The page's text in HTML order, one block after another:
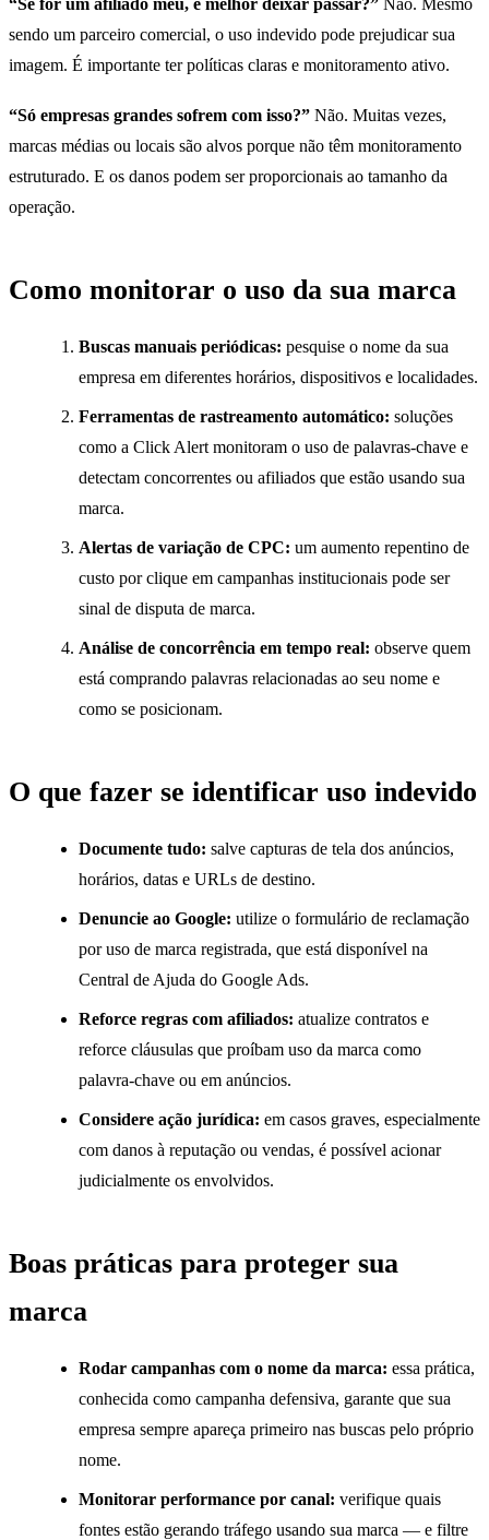
sendo um parceiro comercial, o uso indevido pode prejudicar sua
imagem. É importante ter políticas claras e monitoramento ativo.
“Só empresas grandes sofrem com isso?” Não. Muitas vezes,
marcas médias ou locais são alvos porque não têm monitoramento
estruturado. E os danos podem ser proporcionais ao tamanho da
operação.
Como monitorar o uso da sua marca
Buscas manuais periódicas: pesquise o nome da sua
empresa em diferentes horários, dispositivos e localidades.
Ferramentas de rastreamento automático: soluções
como a Click Alert monitoram o uso de palavras-chave e
detectam concorrentes ou afiliados que estão usando sua
marca.
Alertas de variação de CPC: um aumento repentino de
custo por clique em campanhas institucionais pode ser
sinal de disputa de marca.
Análise de concorrência em tempo real: observe quem
está comprando palavras relacionadas ao seu nome e
como se posicionam.
O que fazer se identificar uso indevido
Documente tudo: salve capturas de tela dos anúncios,
horários, datas e URLs de destino.
Denuncie ao Google: utilize o formulário de reclamação
por uso de marca registrada, que está disponível na
Central de Ajuda do Google Ads.
Reforce regras com afiliados: atualize contratos e
reforce cláusulas que proíbam uso da marca como
palavra-chave ou em anúncios.
Considere ação jurídica: em casos graves, especialmente
com danos à reputação ou vendas, é possível acionar
judicialmente os envolvidos.
Boas práticas para proteger sua
marca
Rodar campanhas com o nome da marca: essa prática,
conhecida como campanha defensiva, garante que sua
empresa sempre apareça primeiro nas buscas pelo próprio
nome.
Monitorar performance por canal: verifique quais
fontes estão gerando tráfego usando sua marca — e filtre